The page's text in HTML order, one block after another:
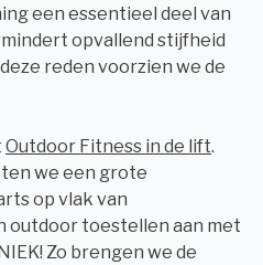
een essentieel deel van
opvallend stijfheid
reden voorzien we de
Outdoor Fitness in de lift.
we een grote
op vlak van
outdoor toestellen aan met
Zo brengen we de